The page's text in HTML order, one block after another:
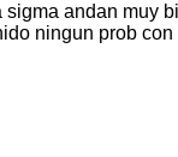
sigma andan muy
ningun prob